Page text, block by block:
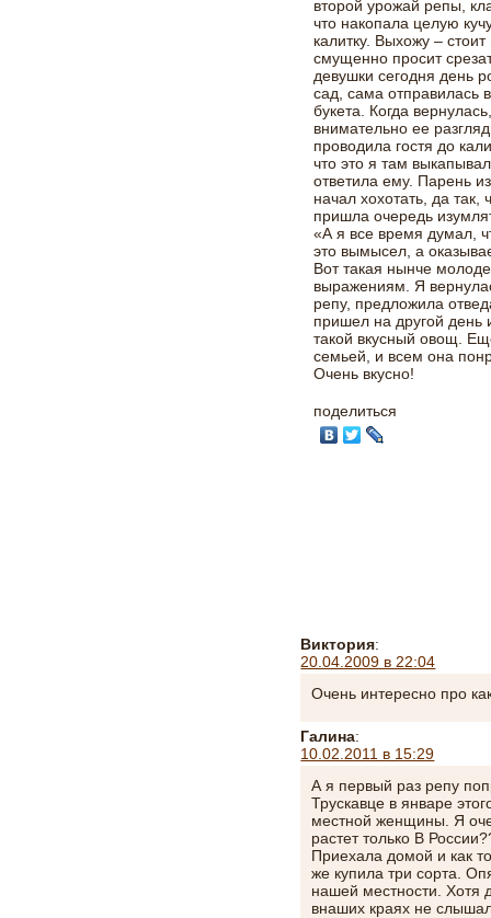
второй урожай репы,
что накопала целую
калитку. Выхожу –
смущенно просит
девушки сегодня день
сад, сама отправилась
букета. Когда
внимательно ее
проводила гостя до
что это я там
ответила ему. Парень
начал хохотать, да так,
пришла очередь
«А я все время думал,
это вымысел, а
Вот такая нынче
выражениям. Я
репу, предложила
пришел на другой день
такой вкусный овощ.
семьей, и всем она
Очень вкусно!
поделиться
Виктория:
20.04.2009 в 22:04
Очень интересно про
Галина:
10.02.2011 в 15:29
А я первый раз репу
Трускавце в январе
местной женщины. Я
растет только В
Приехала домой и как
же купила три сорта.
нашей местности. Хотя
внаших краях не